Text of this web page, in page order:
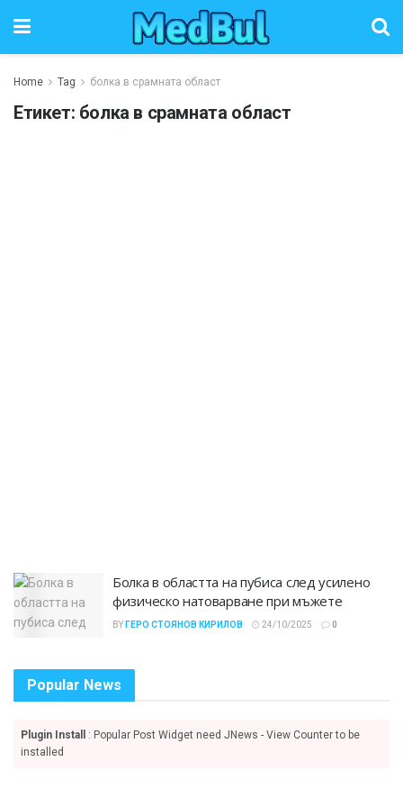
Home Tag болка в срамната област
Етикет: болка в срамната област
Болка в областта на пубиса след усилено
физическо натоварване при мъжете
BY ГЕРО СТОЯНОВ КИРИЛОВ 24/10/2025 0
Popular News
Plugin Install
: Popular Post Widget need JNews - View Counter to be
installed